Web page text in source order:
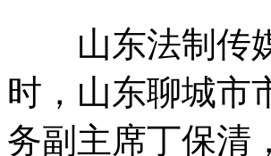
山东法制传媒
时，山东聊城市
务副主席丁保清